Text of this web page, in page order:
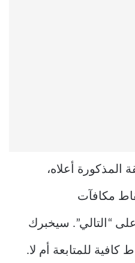
المذكورة أعلاه،
مكافآت
“التالي”. سيخبرك
كافية للمتابعة أم لا.